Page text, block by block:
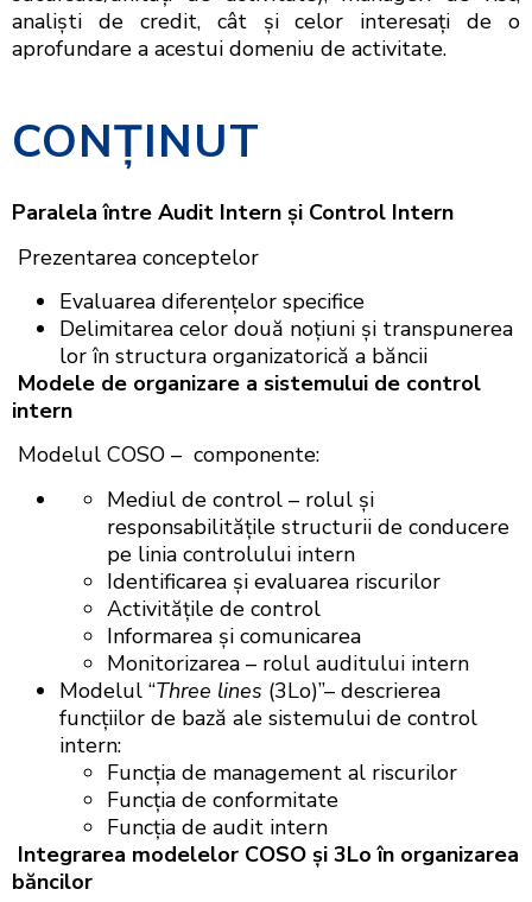
analişti de credit, cât şi celor interesaţi de o
aprofundare a acestui domeniu de activitate.
CONŢINUT
Paralela între Audit Intern şi Control Intern
Prezentarea conceptelor
Evaluarea diferențelor specifice
Delimitarea celor două noțiuni și transpunerea
lor în structura organizatorică a băncii
Modele de organizare a sistemului de control
intern
Modelul COSO – componente:
Mediul de control – rolul şi
responsabilitățile structurii de conducere
pe linia controlului intern
Identificarea și evaluarea riscurilor
Activitățile de control
Informarea și comunicarea
Monitorizarea – rolul auditului intern
Modelul “Three lines (3Lo)”– descrierea
funcțiilor de bază ale sistemului de control
intern:
Funcția de management al riscurilor
Funcția de conformitate
Funcția de audit intern
Integrarea modelelor COSO şi 3Lo în organizarea
băncilor